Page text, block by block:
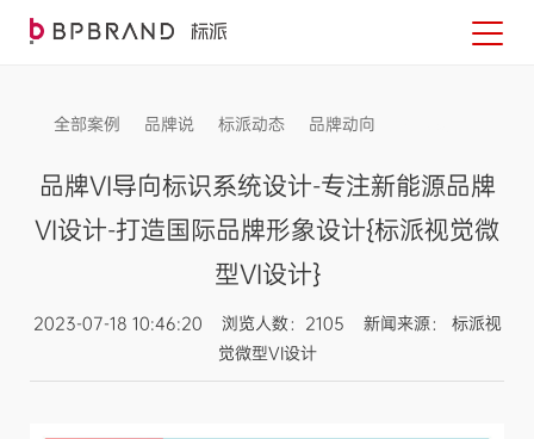
全部案例 品牌说 标派动态 品牌动向
品牌VI导向标识系统设计-专注新能源品牌
VI设计-打造国际品牌形象设计{标派视觉微
型VI设计}
2023-07-18 10:46:20 浏览人数：2105 新闻来源： 标派视
觉微型VI设计